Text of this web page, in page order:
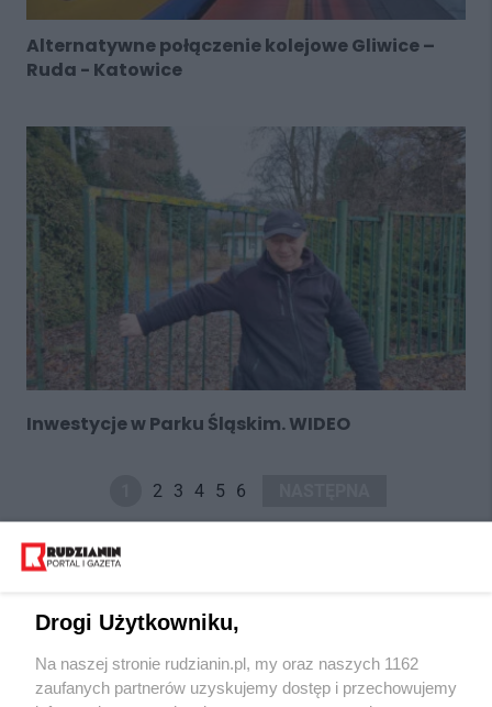
Alternatywne połączenie kolejowe Gliwice –
Ruda - Katowice
Inwestycje w Parku Śląskim. WIDEO
2 3 4 5 6
Wydawca mediów lokalnych
Drogi Użytkowniku,
Na naszej stronie rudzianin.pl, my oraz naszych 1162
zaufanych partnerów uzyskujemy dostęp i przechowujemy